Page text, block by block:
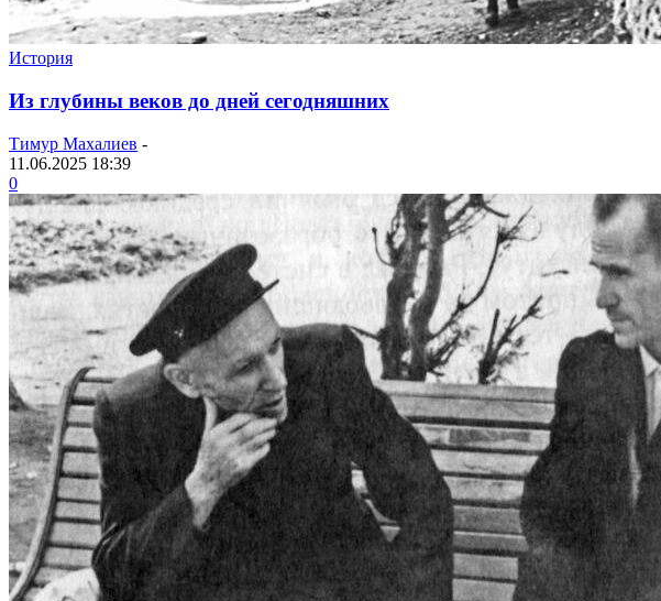
История
Из глубины веков до дней сегодняшних
Тимур Махалиев -
11.06.2025 18:39
0